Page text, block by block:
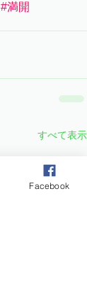
#満開
すべて表示
Facebook